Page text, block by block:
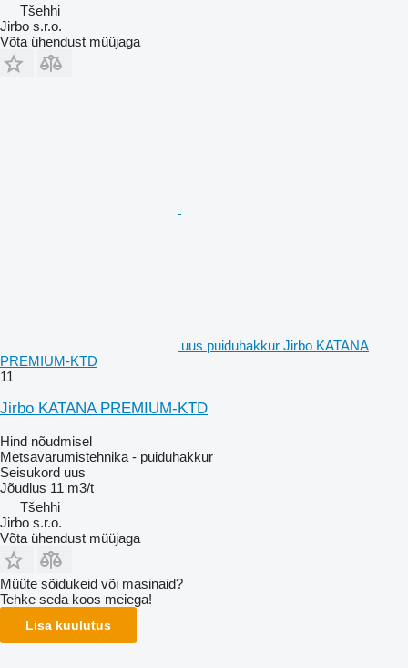
Tšehhi
Jirbo s.r.o.
Võta ühendust müüjaga
uus puiduhakkur Jirbo KATANA
PREMIUM-KTD
11
Jirbo KATANA PREMIUM-KTD
Hind nõudmisel
Metsavarumistehnika - puiduhakkur
Seisukord uus
Jõudlus 11 m3/t
Tšehhi
Jirbo s.r.o.
Võta ühendust müüjaga
Müüte sõidukeid või masinaid?
Tehke seda koos meiega!
Lisa kuulutus